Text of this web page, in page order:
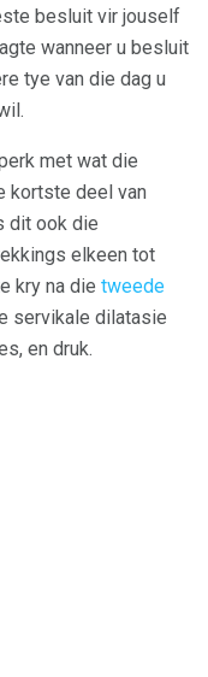
besluit vir jouself
wanneer u besluit
tye van die dag u
met wat die
kortste deel van
dit ook die
elkeen tot
kry na die tweede
servikale dilatasie
en druk.